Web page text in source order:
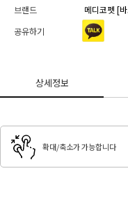
브랜드
메디코펫 [
공유하기
상세정보
확대/축소가 가능합니다